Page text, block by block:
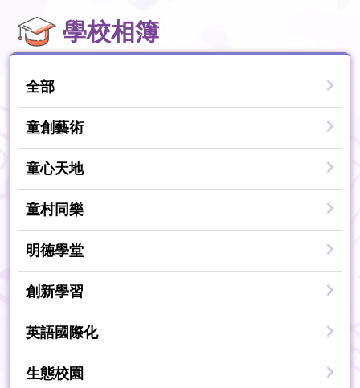
學校相簿
全部
童創藝術
童心天地
童村同樂
明德學堂
創新學習
英語國際化
生態校園